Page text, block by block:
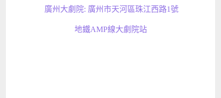
廣州大劇院: 廣州市天河區珠江西路1號
地鐵AMP線大劇院站